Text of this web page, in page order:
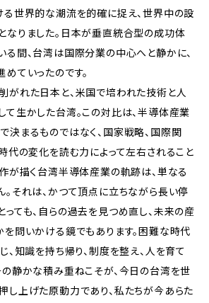
る世界的な潮流を的確に捉え、世界中の設
なりました。日本が垂直統合型の成功体
る間、台湾は国際分業の中心へと静かに、
ていったのです。
がれた日本と、米国で培われた技術と人
て生かした台湾。この対比は、半導体産業
決まるものではなく、国家戦略、国際関
代の変化を読む力によって左右されること
が描く台湾半導体産業の軌跡は、単なる
。それは、かつて頂点に立ちながら長い停
ても、自らの過去を見つめ直し、未来の産
を問いかける鏡でもあります。困難な時代
、知識を持ち帰り、制度を整え、人を育て
の静かな積み重ねこそが、今日の台湾を世
し上げた原動力であり、私たちが今あらた